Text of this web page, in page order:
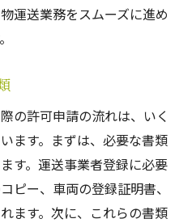
運送業務をスムーズに進め
の許可申請の流れは、いく
ます。まずは、必要な書類
す。運送事業者登録に必要
ピー、車両の登録証明書、
ます。次に、これらの書類